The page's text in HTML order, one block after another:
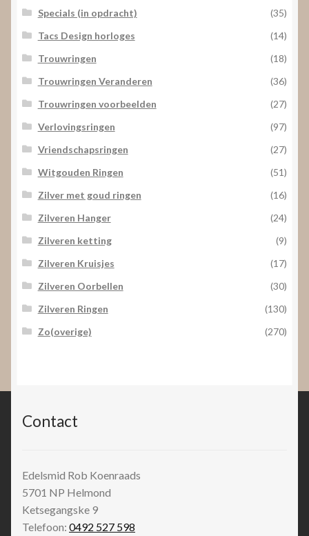
Specials (in opdracht)
(35)
Tacs Design horloges
(14)
Trouwringen
(18)
Trouwringen Veranderen
(36)
Trouwringen voorbeelden
(27)
Verlovingsringen
(97)
Vriendschapsringen
(27)
Witgouden Ringen
(51)
Zilver met goud ringen
(16)
Zilveren Hanger
(24)
Zilveren ketting
(9)
Zilveren Kruisjes
(17)
Zilveren Oorbellen
(30)
Zilveren Ringen
(130)
Zo(overige)
(270)
Contact
Edelsmid Rob Koenraads
5701 NP Helmond
Ketsegangske 9
Telefoon: 0492 527 598